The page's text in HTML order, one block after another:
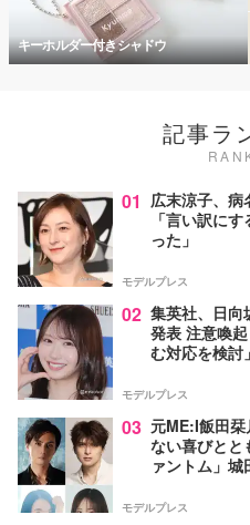
キーホルダー付きシャドウ
記事ラ
01 広末涼子、病
「言い訳に
った」
モデルプレス
02 集英社、日向
発表 注意喚
む対応を検討」
モデルプレス
03 元ME:I飯田
ない喜びとと
ァントム」
モデルプレス